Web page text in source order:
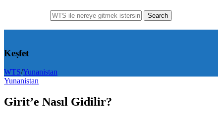
Search
Keşfet
WTS/Yunanistan
Yunanistan
Girit’e Nasıl Gidilir?